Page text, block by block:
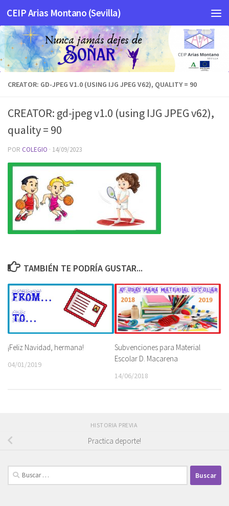
Saltar al contenido
CEIP Arias Montano (Sevilla)
CREATOR: GD-JPEG V1.0 (USING IJG JPEG V62), QUALITY = 90
CREATOR: gd-jpeg v1.0 (using IJG JPEG v62),
quality = 90
POR COLEGIO · 14/09/2023
TAMBIÉN TE PODRÍA GUSTAR...
¡Feliz Navidad, hermana!
04/01/2019
Subvenciones para Material
Escolar D. Macarena
14/06/2018
HISTORIA PREVIA
Practica deporte!
Buscar: